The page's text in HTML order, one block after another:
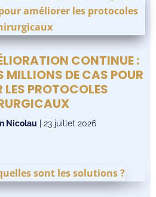
CONTINUE :
MILLIONS DE CAS POUR
LES PROTOCOLES
Nicolau |23 juillet 2026